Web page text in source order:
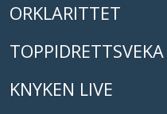
ORKLARITTET
TOPPIDRETTSVEKA
KNYKEN LIVE